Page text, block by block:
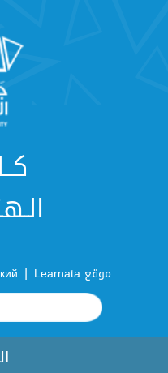
موقع Learnata |